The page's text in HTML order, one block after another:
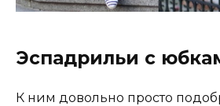
Эспадрильи с
К ним довольно просто